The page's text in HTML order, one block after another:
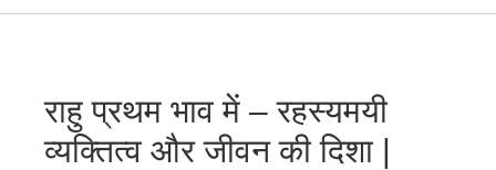
राहु प्रथम भाव में – रहस्यमयी
व्यक्तित्व और जीवन की दिशा |